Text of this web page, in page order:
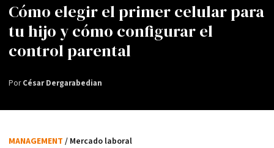
Cómo elegir el primer celular para
tu hijo y cómo configurar el
control parental
PorCésar Dergarabedian
MANAGEMENT / Mercado laboral